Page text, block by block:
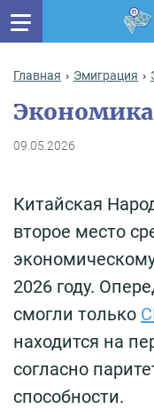
Главная Эмиграция
09.05.2026
Китайская
второе место
2026 году.
смогли только
находится на
согласно
способности.